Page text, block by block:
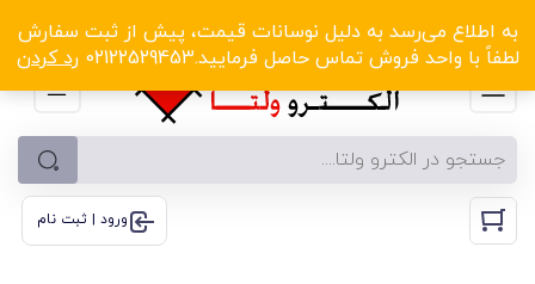
به اطلاع می‌رسد به دلیل نوسانات قیمت، پیش از ثبت سفارش
لطفاً با واحد فروش تماس حاصل فرمایید.02122529453
رد کردن
الکترو ولتا با تخفیف‌های شگفت‌انگیز! کلیک کنید
ورود | ثبت نام